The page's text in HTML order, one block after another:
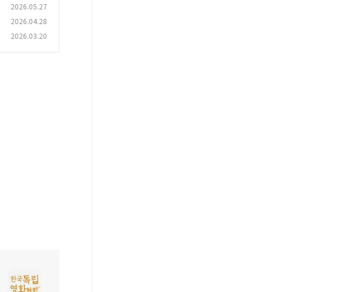
2026.05.27
2026.04.28
2026.03.20